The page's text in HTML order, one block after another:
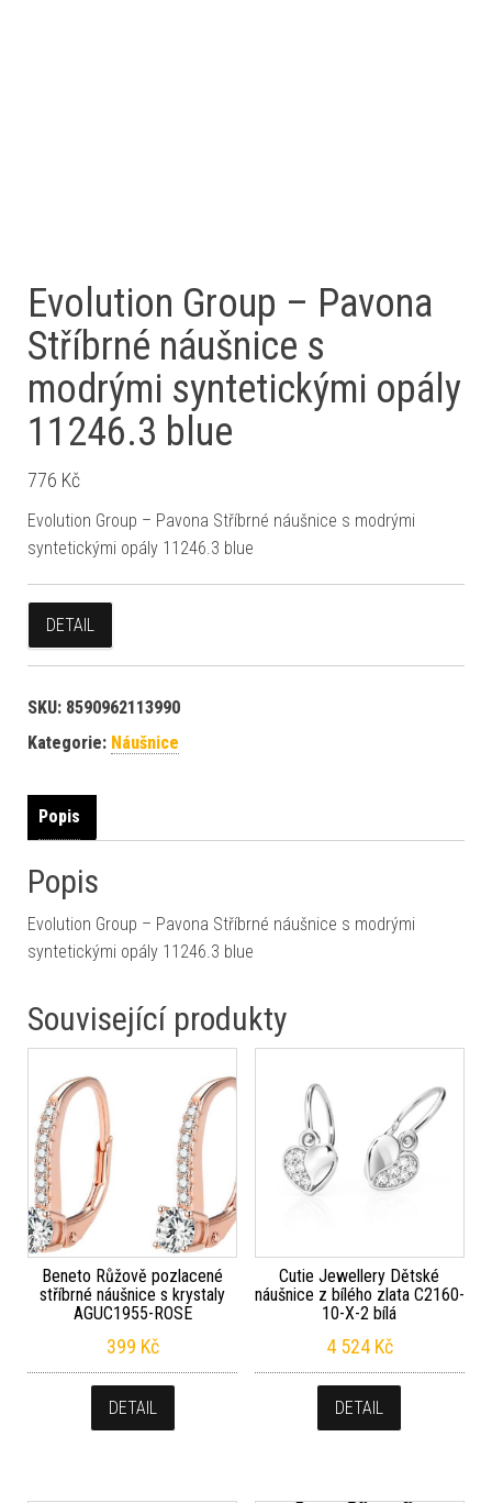
Evolution Group – Pavona
Stříbrné náušnice s
modrými syntetickými opály
11246.3 blue
776 Kč
Evolution Group – Pavona Stříbrné náušnice s modrými
syntetickými opály 11246.3 blue
DETAIL
SKU: 8590962113990
Kategorie: Náušnice
Popis
Popis
Evolution Group – Pavona Stříbrné náušnice s modrými
syntetickými opály 11246.3 blue
Související produkty
Beneto Růžově pozlacené
stříbrné náušnice s krystaly
AGUC1955-ROSE
399 Kč
DETAIL
Cutie Jewellery Dětské
náušnice z bílého zlata C2160-
10-X-2 bílá
4 524 Kč
DETAIL